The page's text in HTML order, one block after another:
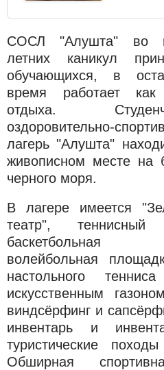
СОСЛ "Алушта" во
летних каникул
обучающихся, в
время работает
отдыха.
оздоровительно-
лагерь "Алушта"
живописном месте на
черного моря.
В лагере имеется
театр", теннисный
волейбольная
настольного
искусственным
виндсёрфинг и
инвентарь и
туристические
Обширная